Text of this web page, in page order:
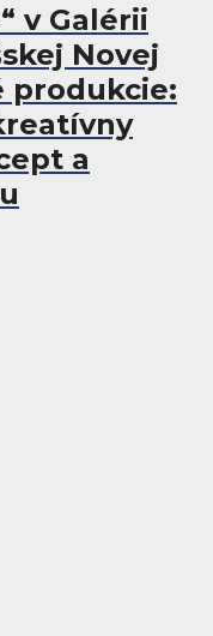
v Galérii
Novej
produkcie:
a